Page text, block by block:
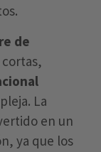
de
La
en un
ya que los